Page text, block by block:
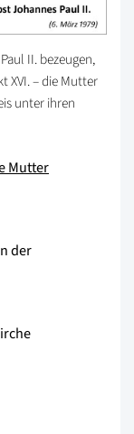
II. bezeugen,
XVI. – die Mutter
unter ihren
Mutter
der